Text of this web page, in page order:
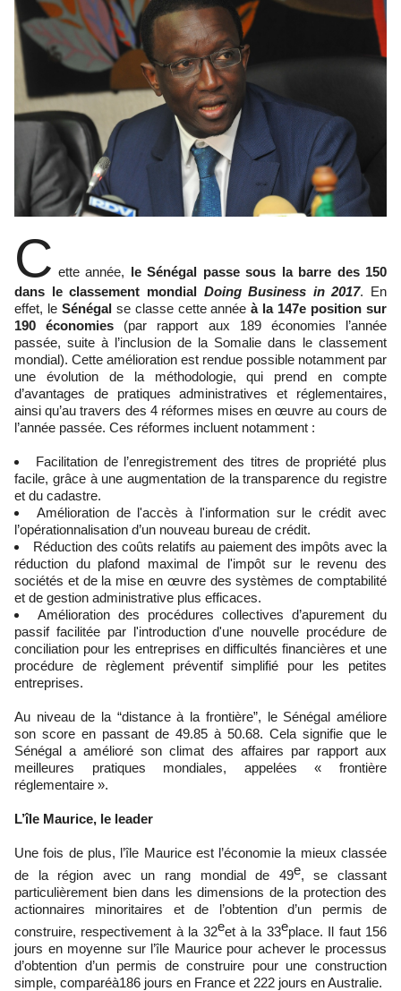
C ette année, le Sénégal passe sous la barre des 150
dans le classement mondial Doing Business in 2017. En
effet, le Sénégalse classe cette annéeà la 147e position sur
190 économies (par rapport aux 189 économies l’année
passée, suite à l’inclusion de la Somalie dans le classement
mondial). Cette amélioration est rendue possible notamment par
une évolution de la méthodologie, qui prend en compte
d’avantages de pratiques administratives et réglementaires,
ainsi qu’au travers des 4 réformes mises en œuvre au cours de
l’année passée. Ces réformes incluent notamment :
Facilitation de l’enregistrement des titres de propriété plus
facile, grâce à une augmentation de la transparence du registre
et du cadastre.
Amélioration de l'accès à l'information sur le crédit avec
l’opérationnalisation d’un nouveau bureau de crédit.
Réduction des coûts relatifs au paiement des impôts avec la
réduction du plafond maximal de l'impôt sur le revenu des
sociétés et de la mise en œuvre des systèmes de comptabilité
et de gestion administrative plus efficaces.
Amélioration des procédures collectives d’apurement du
passif facilitée par l'introduction d'une nouvelle procédure de
conciliation pour les entreprises en difficultés financières et une
procédure de règlement préventif simplifié pour les petites
entreprises.
Au niveau de la “distance à la frontière”, le Sénégal améliore
son score en passant de 49.85 à 50.68. Cela signifie que le
Sénégal a amélioré son climat des affaires par rapport aux
meilleures pratiques mondiales, appelées « frontière
réglementaire ».
L’île Maurice, le leader
Une fois de plus, l’île Maurice est l’économie la mieux classée
de la région avec un rang mondial de 49e, se classant
particulièrement bien dans les dimensions de la protection des
actionnaires minoritaires et de l’obtention d’un permis de
construire, respectivement à la 32eet à la 33eplace. Il faut 156
jours en moyenne sur l’île Maurice pour achever le processus
d’obtention d’un permis de construire pour une construction
simple, comparéà186 jours en France et 222 jours en Australie.